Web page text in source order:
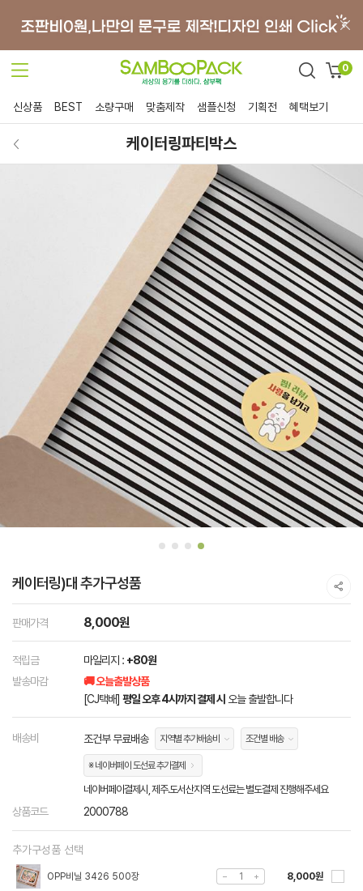
0
신상품 BEST 소량구매 맞춤제작 샘플신청 기획전 혜택보기
케이터링파티박스
케이터링)대 추가구성품
판매가격 8,000원
적립금 마일리지 : +80원
발송마감
🚚 오늘출발상품
[CJ택배] 평일 오후 4시까지 결제 시 오늘 출발합니다
배송비 조건부 무료배송 지역별 추가배송비 조건별 배송
※ 네이버페이 도선료 추가결제
네이버페이결제시, 제주.도서산지역 도선료는 별도결제 진행해주세요
상품코드 2000788
추가구성품 선택
OPP비닐 3426 500장 8,000원